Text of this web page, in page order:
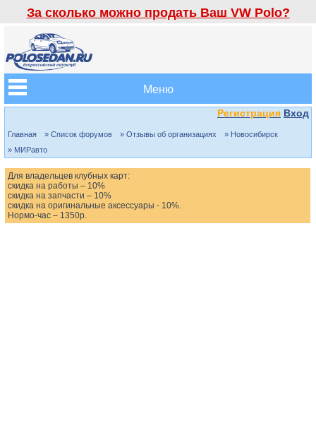
За сколько можно продать Ваш VW Polo?
Меню
Регистрация Вход
Главная » Список форумов » Отзывы об организациях
» Новосибирск
» МИРавто
Для владельцев клубных карт:
скидка на работы – 10%
скидка на запчасти – 10%
скидка на оригинальные аксессуары - 10%.
Нормо-час – 1350р.